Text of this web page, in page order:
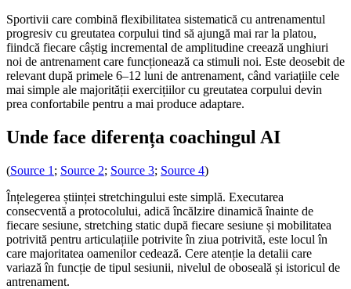
Sportivii care combină flexibilitatea sistematică cu antrenamentul
progresiv cu greutatea corpului tind să ajungă mai rar la platou,
fiindcă fiecare câștig incremental de amplitudine creează unghiuri
noi de antrenament care funcționează ca stimuli noi. Este deosebit de
relevant după primele 6–12 luni de antrenament, când variațiile cele
mai simple ale majorității exercițiilor cu greutatea corpului devin
prea confortabile pentru a mai produce adaptare.
Unde face diferența coachingul AI
(Source 1 ; Source 2; Source 3; Source 4)
Înțelegerea științei stretchingului este simplă. Executarea
consecventă a protocolului, adică încălzire dinamică înainte de
fiecare sesiune, stretching static după fiecare sesiune și mobilitatea
potrivită pentru articulațiile potrivite în ziua potrivită, este locul în
care majoritatea oamenilor cedează. Cere atenție la detalii care
variază în funcție de tipul sesiunii, nivelul de oboseală și istoricul de
antrenament.